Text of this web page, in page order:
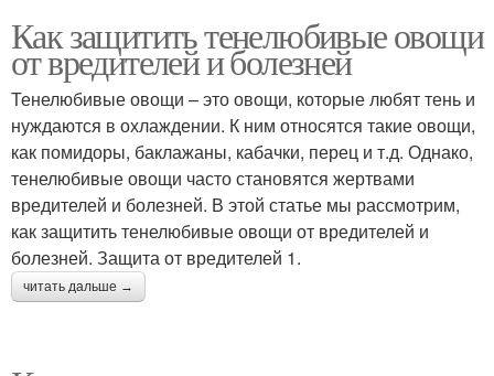
Как защитить тенелюбивые овощи
от вредителей и болезней
Тенелюбивые овощи – это овощи, которые любят тень и
нуждаются в охлаждении. К ним относятся такие овощи,
как помидоры, баклажаны, кабачки, перец и т.д. Однако,
тенелюбивые овощи часто становятся жертвами
вредителей и болезней. В этой статье мы рассмотрим,
как защитить тенелюбивые овощи от вредителей и
болезней. Защита от вредителей 1.
читать дальше →